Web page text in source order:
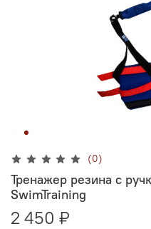
(0)
Тренажер резина с
SwimTraining
2 450 ₽